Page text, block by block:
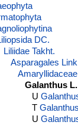
DC.
Liliidae Takht.
Asparagales Link
Galanthus L.